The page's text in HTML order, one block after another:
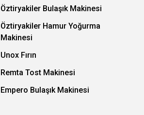
Öztiryakiler Bulaşık Makinesi
Öztiryakiler Hamur Yoğurma
Makinesi
Unox Fırın
Remta Tost Makinesi
Empero Bulaşık Makinesi